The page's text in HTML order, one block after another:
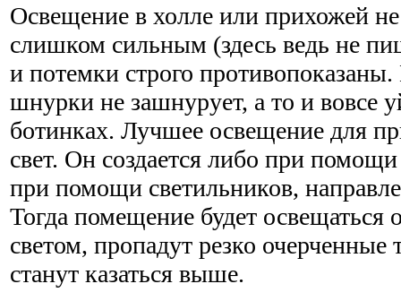
Освещение в холле или прихожей
слишком сильным (здесь ведь не
и потемки строго
шнурки не зашнурует, а то и вовсе
ботинках. Лучшее освещение для
свет. Он создается либо при
при помощи светильников,
Тогда помещение будет освещаться
светом, пропадут резко
станут казаться выше.